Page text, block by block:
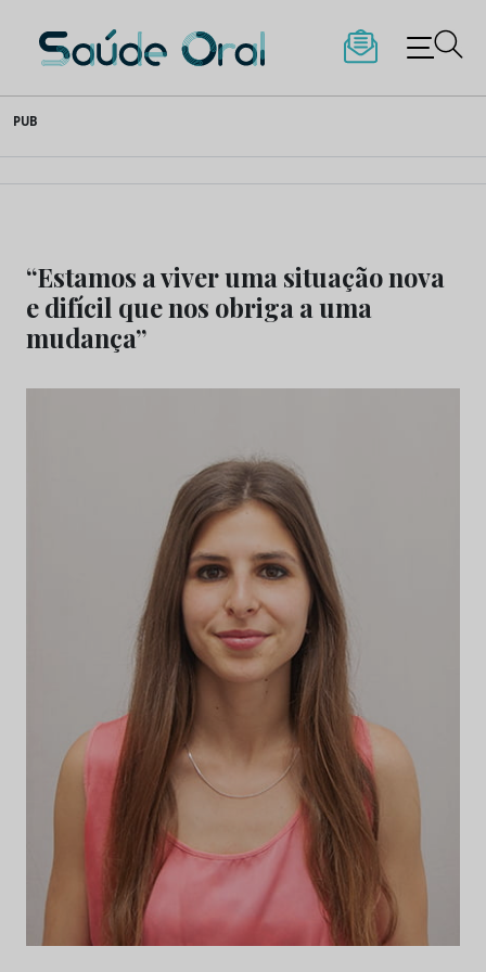
to
content
Saúde Oral
PUB
“Estamos a viver uma situação nova
e difícil que nos obriga a uma
mudança”